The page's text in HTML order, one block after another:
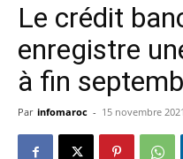
Le crédit
enregistre
à fin
Par infomaroc - 15 novembre 2021